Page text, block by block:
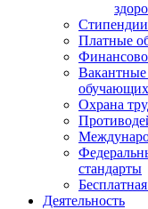
Платные
Вакантные
Охрана
стандарты
Деятельность